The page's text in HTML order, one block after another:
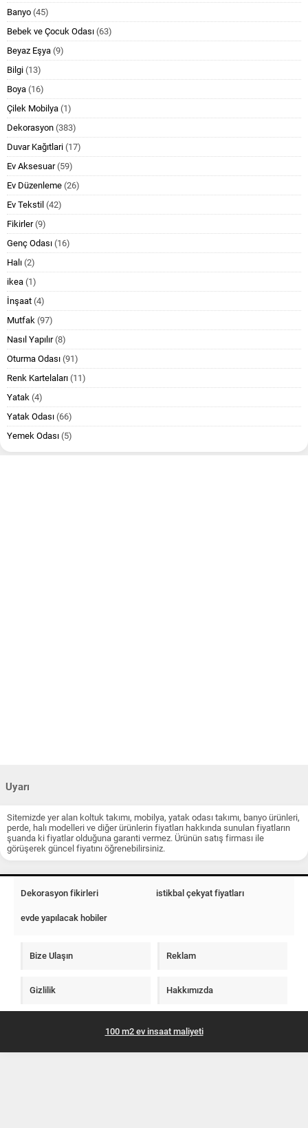
Banyo (45)
Bebek ve Çocuk Odası (63)
Beyaz Eşya (9)
Bilgi (13)
Boya (16)
Çilek Mobilya (1)
Dekorasyon (383)
Duvar Kağıtlari (17)
Ev Aksesuar(59)
Ev Düzenleme (26)
Ev Tekstil (42)
Fikirler(9)
Genç Odası (16)
Halı (2)
ikea (1)
İnşaat (4)
Mutfak (97)
Nasıl Yapılır(8)
Oturma Odası (91)
Renk Kartelaları (11)
Yatak (4)
Yatak Odası (66)
Yemek Odası (5)
Uyarı
Sitemizde yer alan koltuk takımı, mobilya, yatak odası takımı, banyo ürünleri,
perde, halı modelleri ve diğer ürünlerin fiyatları hakkında sunulan fiyatların
şuanda ki fiyatlar olduğuna garanti vermez. Ürünün satış firması ile
görüşerek güncel fiyatını öğrenebilirsiniz.
Dekorasyon fikirleri istikbal çekyat fiyatları
evde yapılacak hobiler
Bize Ulaşın Reklam
Gizlilik Hakkımızda
100 m2 ev insaat maliyeti